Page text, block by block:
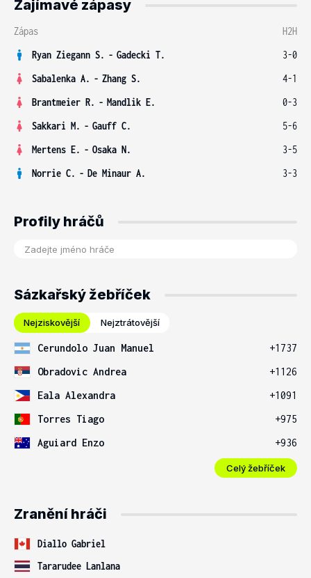
Zajímavé zápasy
Zápas
H2H
Ryan Ziegann S. - Gadecki T.
3-0
Sabalenka A. - Zhang S.
4-1
Brantmeier R. - Mandlik E.
0-3
Sakkari M. - Gauff C.
5-6
Mertens E. - Osaka N.
3-5
Norrie C. - De Minaur A. 3-3
Profily hráčů
Sázkařský žebříček
Nejziskovější Nejztrátovější
Cerundolo Juan Manuel
+1737
Obradovic Andrea
+1126
Eala Alexandra
+1091
Torres Tiago
+975
Aguiard Enzo
+936
Celý žebříček
Zranění hráči
Diallo Gabriel
Tararudee Lanlana